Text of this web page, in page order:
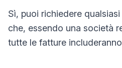
Sì, puoi richiedere
che, essendo una società
tutte le fatture